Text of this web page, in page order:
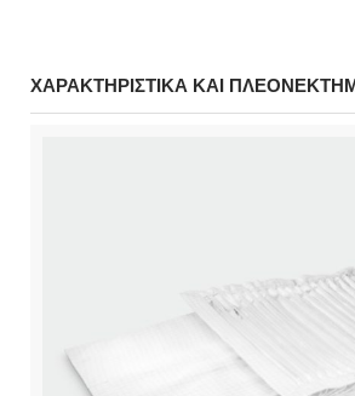
ΧΑΡΑΚΤΗΡΙΣΤΙΚΑ ΚΑΙ